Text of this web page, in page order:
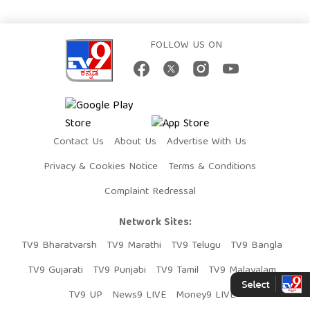
FOLLOW US ON
Contact Us About Us
Advertise With Us
Privacy & Cookies Notice
Terms & Conditions
Complaint Redressal
Network Sites:
TV9 Bharatvarsh
TV9 Marathi TV9 Telugu
TV9 Bangla
TV9 Gujarati
TV9 Punjabi TV9 Tamil
TV9 Malayalam
TV9 UP
News9 LIVE Money9 LIVE